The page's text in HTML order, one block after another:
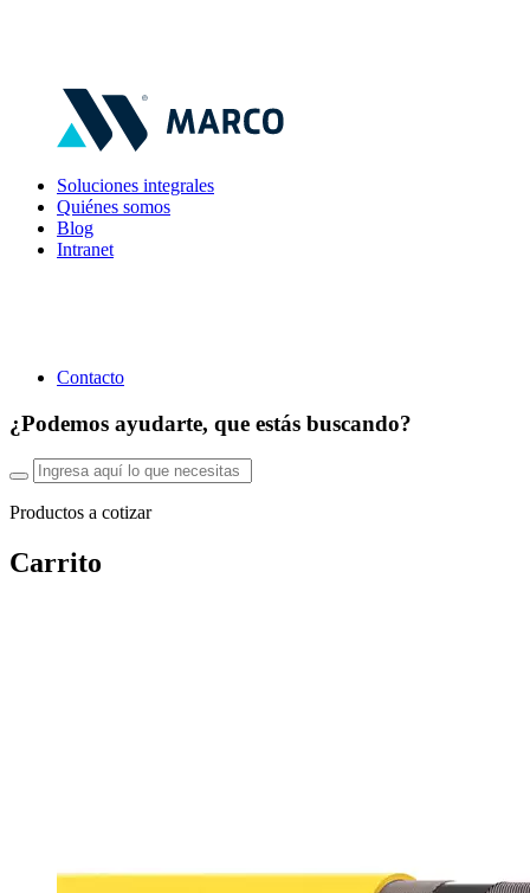
Soluciones integrales
Quiénes somos
Blog
Intranet
Contacto
¿Podemos ayudarte, que estás buscando?
Productos a cotizar
Carrito